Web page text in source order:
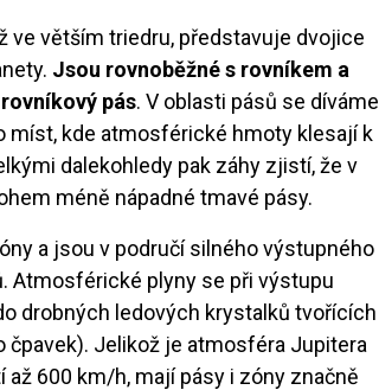
ve větším triedru, představuje dvojice
Jsou rovnoběžné s rovníkem a
pás. V oblasti pásů se díváme
míst, kde atmosférické hmoty klesají k
dalekohledy pak záhy zjistí, že v
méně nápadné tmavé pásy.
a jsou v područí silného výstupného
Atmosférické plyny se při výstupu
drobných ledových krystalků tvořících
čpavek). Jelikož je atmosféra Jupitera
600 km/h, mají pásy i zóny značně